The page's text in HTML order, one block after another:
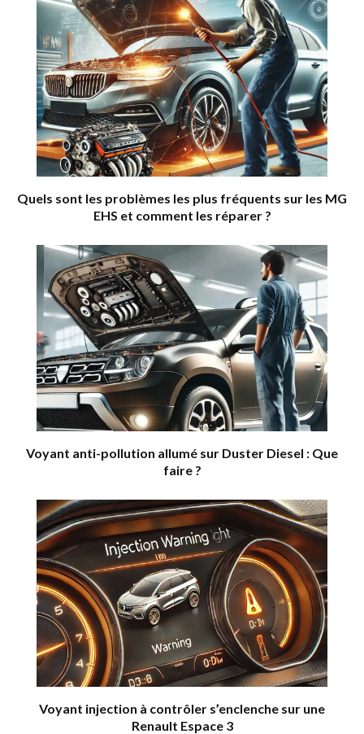
Quels sont les problèmes les plus fréquents sur les MG
EHS et comment les réparer ?
Voyant anti-pollution allumé sur Duster Diesel : Que
faire ?
Voyant injection à contrôler s’enclenche sur une
Renault Espace 3